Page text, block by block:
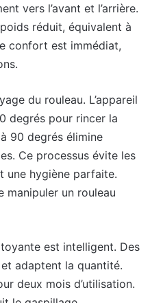
vers l’avant et l’arrière.
réduit, équivalent à
confort est immédiat,
du rouleau. L’appareil
degrés pour rincer la
90 degrés élimine
Ce processus évite les
une hygiène parfaite.
manipuler un rouleau
est intelligent. Des
adaptent la quantité.
deux mois d’utilisation.